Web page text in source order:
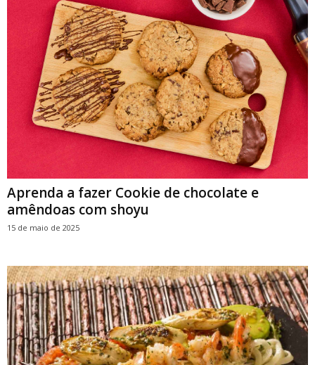
Aprenda a fazer Cookie de chocolate e
amêndoas com shoyu
15 de maio de 2025